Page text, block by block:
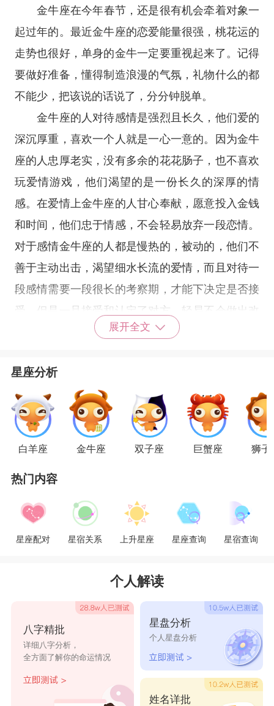
金牛座在今年春节，还是很有机会牵着对象一
起过年的。最近金牛座的恋爱能量很强，桃花运的
走势也很好，单身的金牛一定要重视起来了。记得
要做好准备，懂得制造浪漫的气氛，礼物什么的都
不能少，把该说的话说了，分分钟脱单。
金牛座的人对待感情是强烈且长久，他们爱的
深沉厚重，喜欢一个人就是一心一意的。因为金牛
座的人忠厚老实，没有多余的花花肠子，也不喜欢
玩爱情游戏，他们渴望的是一份长久的深厚的情
感。在爱情上金牛座的人甘心奉献，愿意投入金钱
和时间，他们忠于情感，不会轻易放弃一段恋情。
对于感情金牛座的人都是慢热的，被动的，他们不
善于主动出击，渴望细水长流的爱情，而且对待一
段感情需要一段很长的考察期，才能下决定是否接
受。但是一旦接受和认定了对方，轻易不会做出改
第二名：
天蝎座
情人节的艳遇，可能就发生在转角处。
缘分这种东西，谁都说不准会在什么时候突然来到
你身边。所以在缘分来之前，天蝎只要做好准备就
间点，你们就会走到一起。
天蝎座的人对于爱情是非常专一的，但他们一
旦认定对方是自己想要选择的人，他们一定会付出
自己的真心和一切努力，全心全意的对待对方。但
爆发出来，用尽自己全部的经历去实施复仇反感。
因此和天蝎座的人在一起是非常有压力的。天蝎座
强大的占有欲要求你必须，付出和他们相同的情
感，全心全意的回馈。
双鱼座
展开全文
星座分析
白羊座 金牛座 双子座 巨蟹座 狮子
热门内容
星座配对 星宿关系 上升星座 星座查询 星宿查询
个人解读
八字精批
详细八字分析，
全方面了解你的命运情况
星盘分析
个人星盘分析
姓名详批